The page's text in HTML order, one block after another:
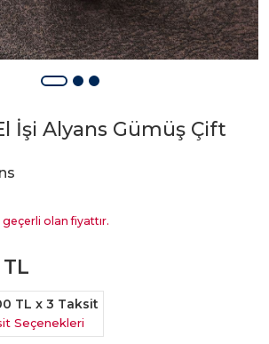
İşi Alyans Gümüş Çift
olan fiyattır.
TL
TL x 3 Taksit
Seçenekleri